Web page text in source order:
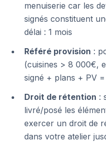
menuiserie car les
signés constituent
délai : 1 mois
Référé provision :
(cuisines > 8 000€,
signé + plans + PV
Droit de rétention :
livré/posé les
exercer un droit de
dans votre atelier